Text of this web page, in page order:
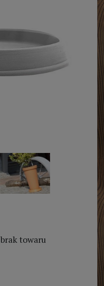
brak towaru